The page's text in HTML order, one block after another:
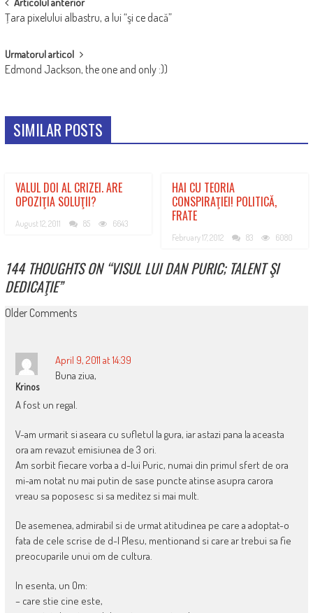
NAVIGATION
Ţara pixelului albastru, a lui “şi ce dacă”
Urmatorul articol
Edmond Jackson, the one and only :))
SIMILAR POSTS
VALUL DOI AL CRIZEI. ARE
OPOZIŢIA SOLUŢII?
August 12, 2011 85 6643
HAI CU TEORIA
CONSPIRAŢIEI! POLITICĂ,
FRATE
February 17, 2012 83 6080
144 THOUGHTS ON “VISUL LUI DAN PURIC; TALENT ŞI
DEDICAŢIE”
COMMENT
Older Comments
Krinos
April 9, 2011 at 14:39
Buna ziua,
A fost un regal.
V-am urmarit si aseara cu sufletul la gura, iar astazi pana la aceasta
ora am revazut emisiunea de 3 ori.
Am sorbit fiecare vorba a d-lui Puric, numai din primul sfert de ora
mi-am notat nu mai putin de sase puncte atinse asupra carora
vreau sa poposesc si sa meditez si mai mult.
De asemenea, admirabil si de urmat atitudinea pe care a adoptat-o
fata de cele scrise de d-l Plesu, mentionand si care ar trebui sa fie
preocuparile unui om de cultura.
In esenta, un Om:
– care stie cine este,